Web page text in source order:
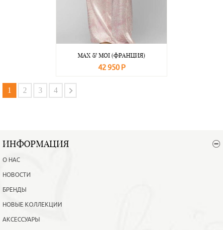
MAX & MOI (ФРАНЦИЯ)
42 950 Р
В корзину
1 2 3 4
ИНФОРМАЦИЯ
О НАС
НОВОСТИ
БРЕНДЫ
НОВЫЕ КОЛЛЕКЦИИ
АКСЕССУАРЫ